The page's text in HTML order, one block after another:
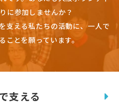
に参加しませんか？
支える私たちの活動に、一人で
ことを願っています。
支える